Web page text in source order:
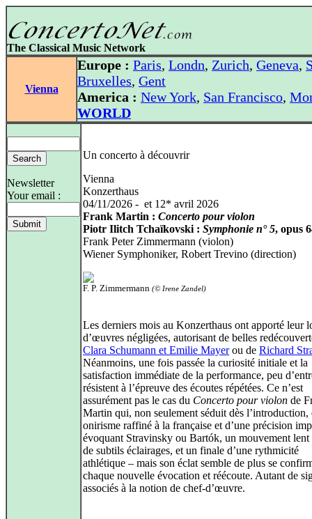
The Classical Music Network
Vienna
Europe : Paris, Londn, Zurich, Geneva,
Bruxelles, Gent
America : New York, San Francisco,
WORLD
Newsletter
Your email :
Un concerto à découvrir
Vienna
Konzerthaus
04/11/2026 - et 12* avril 2026
Frank Martin : Concerto pour violon
Piotr Ilitch Tchaïkovski : Symphonie n° 5, opus
Frank Peter Zimmermann (violon)
Wiener Symphoniker, Robert Trevino (direction)
F. P. Zimmermann (© Irene Zandel)
Les derniers mois au Konzerthaus ont apporté leur
d’œuvres négligées, autorisant de belles
Clara Schumann et Emilie Mayerou de Richard
Néanmoins, une fois passée la curiosité initiale et la
satisfaction immédiate de la performance, peu
résistent à l’épreuve des écoutes répétées. Ce n’est
assurément pas le cas du Concerto pour violon de
Martin qui, non seulement séduit dès l’introduction,
onirisme raffiné à la française et d’une précision
évoquant Stravinsky ou Bartók, un mouvement lent
de subtils éclairages, et un finale d’une rythmicité
athlétique – mais son éclat semble de plus se
chaque nouvelle évocation et réécoute. Autant de
associés à la notion de chef-d’œuvre.